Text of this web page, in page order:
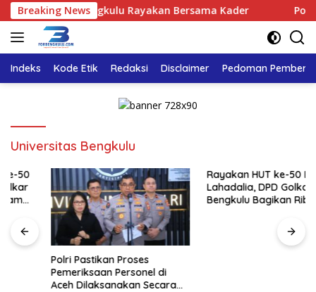
Langsung
ke
konten
Breaking News
Golkar Bengkulu Rayakan Bersama Kader Polri
Indeks Kode Etik Redaksi Disclaimer Pedoman
Universitas Bengkulu
Polri Pastikan Proses
Pemeriksaan Personel di
Aceh Dilaksanakan Secara
Rayakan HUT ke-50 Bahlil
Lahadalia, DPD Golkar
Bengkulu Bagikan Ribuan
Nasi Kotak dan Bantuan ke
Puluhan Panti Asuhan